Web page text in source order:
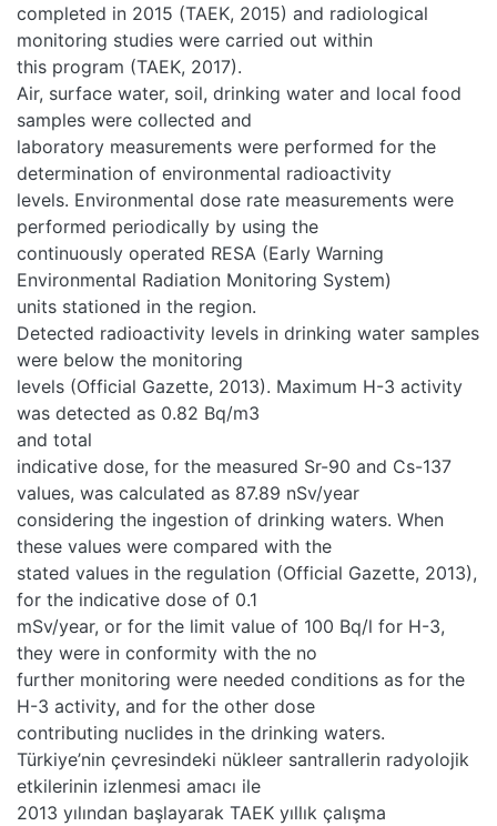
completed in 2015 (TAEK, 2015) and radiological
monitoring studies were carried out within
this program (TAEK, 2017).
Air, surface water, soil, drinking water and local food
samples were collected and
laboratory measurements were performed for the
determination of environmental radioactivity
levels. Environmental dose rate measurements were
performed periodically by using the
continuously operated RESA (Early Warning
Environmental Radiation Monitoring System)
units stationed in the region.
Detected radioactivity levels in drinking water samples
were below the monitoring
levels (Official Gazette, 2013). Maximum H-3 activity
was detected as 0.82 Bq/m3
and total
indicative dose, for the measured Sr-90 and Cs-137
values, was calculated as 87.89 nSv/year
considering the ingestion of drinking waters. When
these values were compared with the
stated values in the regulation (Official Gazette, 2013),
for the indicative dose of 0.1
mSv/year, or for the limit value of 100 Bq/l for H-3,
they were in conformity with the no
further monitoring were needed conditions as for the
H-3 activity, and for the other dose
contributing nuclides in the drinking waters.
Türkiye’nin çevresindeki nükleer santrallerin radyolojik
etkilerinin izlenmesi amacı ile
2013 yılından başlayarak TAEK yıllık çalışma